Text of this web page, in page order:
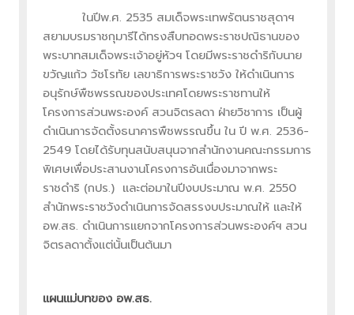
ในปีพ.ศ. 2535 สมเด็จพระเทพรัตนราชสุดาฯ
สยามบรมราชกุมารีได้ทรงสืบทอดพระราชปณิธานของ
พระบาทสมเด็จพระเจ้าอยู่หัวฯ โดยมีพระราชดำริกับนาย
ขวัญแก้ว วัชโรทัย เลขาธิการพระราชวัง ให้ดำเนินการ
อนุรักษ์พืชพรรณของประเทศโดยพระราชทานให้
โครงการส่วนพระองค์ สวนจิตรลดา ฝ่ายวิชาการ เป็นผู้
ดำเนินการจัดตั้งธนาคารพืชพรรณขึ้น ใน ปี พ.ศ. 2536-
2549 โดยได้รับทุนสนับสนุนจากสำนักงานคณะกรรมการ
พิเศษเพื่อประสานงานโครงการอันเนื่องมาจากพระ
ราชดำริ (กปร.) และต่อมาในปีงบประมาณ พ.ศ. 2550
สำนักพระราชวังดำเนินการจัดสรรงบประมาณให้ และให้
อพ.สธ. ดำเนินการแยกจากโครงการส่วนพระองค์ฯ สวน
จิตรลดาตั้งแต่นั้นเป็นต้นมา
แผนแม่บทของ อพ.สธ.